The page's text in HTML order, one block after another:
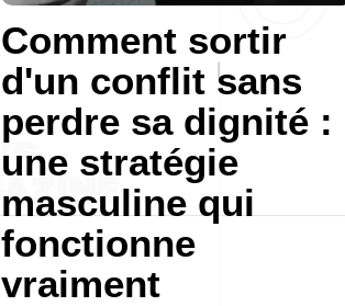
Comment sortir
d'un conflit sans
perdre sa dignité :
une stratégie
masculine qui
fonctionne
vraiment